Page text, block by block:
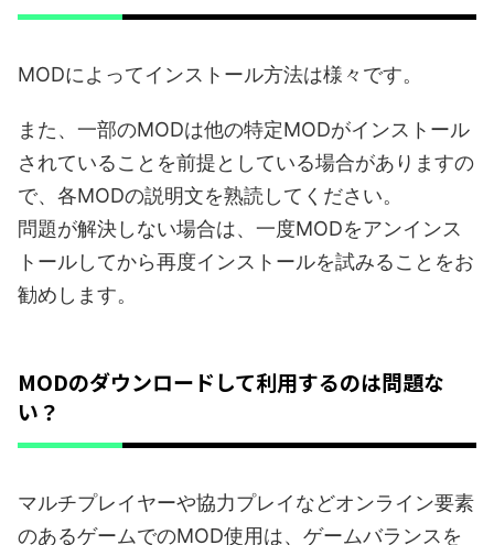
MODによってインストール方法は様々です。
また、一部のMODは他の特定MODがインストール
されていることを前提としている場合がありますの
で、各MODの説明文を熟読してください。
問題が解決しない場合は、一度MODをアンインス
トールしてから再度インストールを試みることをお
勧めします。
MODのダウンロードして利用するのは問題な
い？
マルチプレイヤーや協力プレイなどオンライン要素
のあるゲームでのMOD使用は、ゲームバランスを